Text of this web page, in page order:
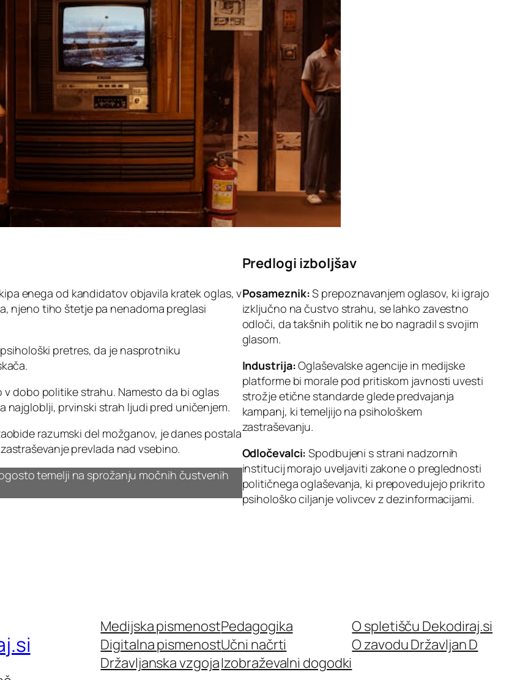
enega od kandidatov objavila kratek oglas, v
njeno tiho štetje pa nenadoma preglasi
pretres, da je nasprotniku
dobo politike strahu. Namesto da bi oglas
najgloblji, prvinski strah ljudi pred uničenjem.
razumski del možganov, je danes postala
prevlada nad vsebino.
temelji na sprožanju močnih čustvenih
Predlogi izboljšav
Posameznik:S prepoznavanjem oglasov, ki igrajo
izključno na čustvo strahu, se lahko zavestno
odloči, da takšnih politik ne bo nagradil s svojim
glasom.
Industrija:Oglaševalske agencije in medijske
platforme bi morale pod pritiskom javnosti uvesti
strožje etične standarde glede predvajanja
kampanj, ki temeljijo na psihološkem
zastraševanju.
Odločevalci: Spodbujeni s strani nadzornih
institucij morajo uveljaviti zakone o preglednosti
političnega oglaševanja, ki prepovedujejo prikrito
psihološko ciljanje volivcev z dezinformacijami.
Medijska pismenost
Digitalna pismenost
Državljanska vzgoja
Pedagogika
Učni načrti
Izobraževalni dogodki
O spletišču Dekodiraj.si
O zavodu Državljan D